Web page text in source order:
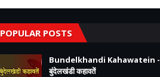
POPULAR POSTS
Bundelkhandi Kahawatein -
बुंदेलखंडी कहावतें